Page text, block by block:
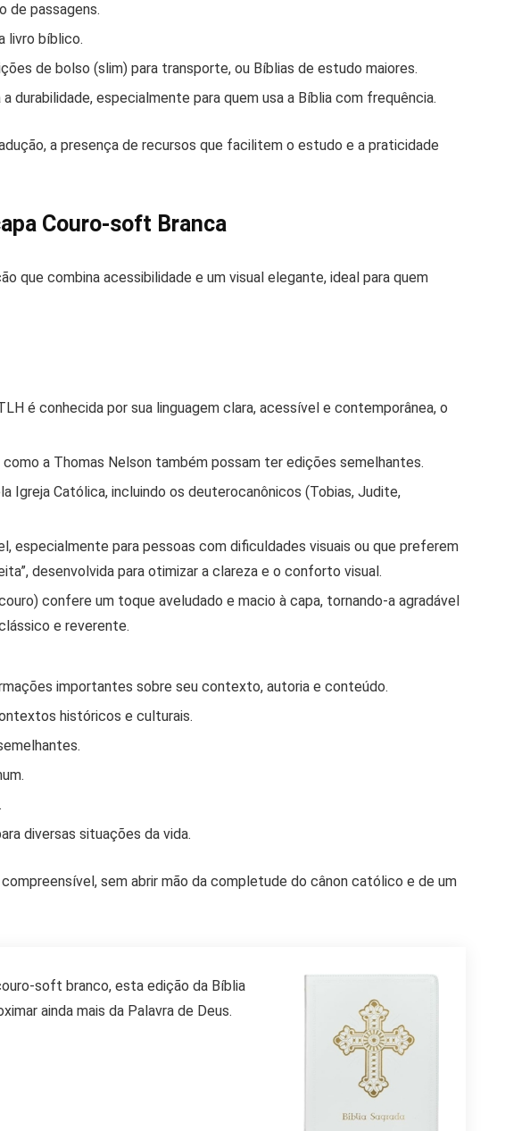
de passagens.
livro bíblico.
de bolso (slim) para transporte, ou Bíblias de estudo maiores.
durabilidade, especialmente para quem usa a Bíblia com frequência.
a presença de recursos que facilitem o estudo e a praticidade
Couro-soft Branca
que combina acessibilidade e um visual elegante, ideal para quem
é conhecida por sua linguagem clara, acessível e contemporânea, o
a Thomas Nelson também possam ter edições semelhantes.
Igreja Católica, incluindo os deuterocanônicos (Tobias, Judite,
especialmente para pessoas com dificuldades visuais ou que preferem
desenvolvida para otimizar a clareza e o conforto visual.
confere um toque aveludado e macio à capa, tornando-a agradável
e reverente.
importantes sobre seu contexto, autoria e conteúdo.
históricos e culturais.
diversas situações da vida.
sem abrir mão da completude do cânon católico e de um
soft branco, esta edição da Bíblia
ainda mais da Palavra de Deus.